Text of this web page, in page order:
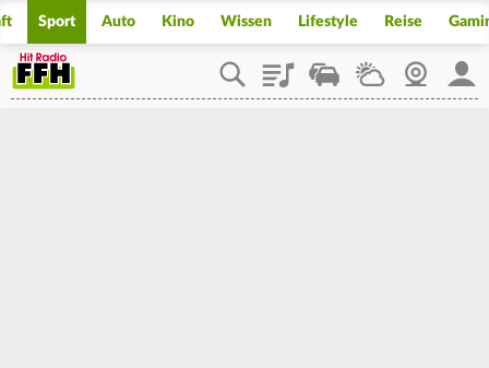
Sport Auto Kino Wissen Lifestyle Reise
PlaylistStaupilotWetterWebcam